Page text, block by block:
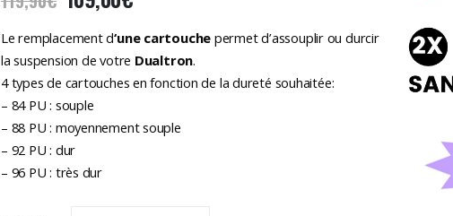
prix
initial
était :
119,90€.
actuel
est :
109,00€.
Le remplacement d‘une cartouche permet d’assouplir ou durcir
la suspension de votre Dualtron.
4 types de cartouches en fonction de la dureté souhaitée:
– 84 PU : souple
– 88 PU : moyennement souple
– 92 PU : dur
– 96 PU : très dur